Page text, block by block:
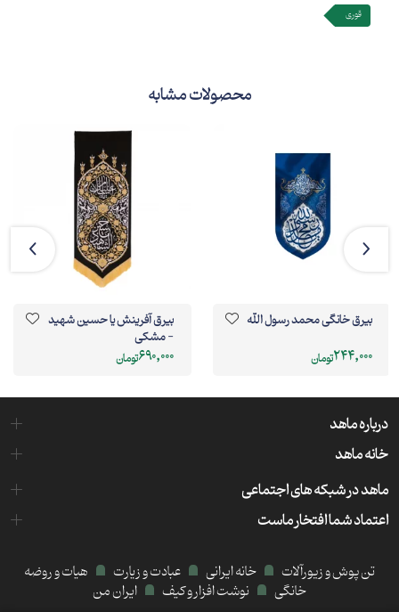
قوری
محصولات مشابه
بیرق خانگی محمد رسول الله
244,000تومان
بیرق آفرینش یا حسین شهید
- مشکی
690,000تومان
درباره ماهد
خانه ماهد
ماهد در شبکه های اجتماعی
اعتماد شما افتخار ماست
تن پوش و زیورآلات خانه ایرانی عبادت و زیارت
هیات و روضه
خانگی
نوشت افزار و کیف ایران من